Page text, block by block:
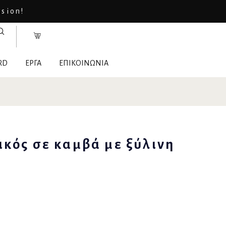
ΕΡΓΑ ΕΠΙΚΟΙΝΩΝΙΑ
σε καμβά με ξύλινη